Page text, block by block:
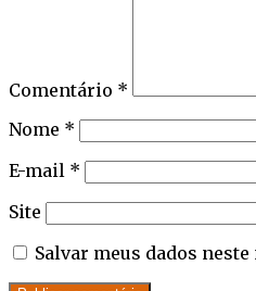
Comentário *
Nome *
E-mail *
Site
Salvar meus dados